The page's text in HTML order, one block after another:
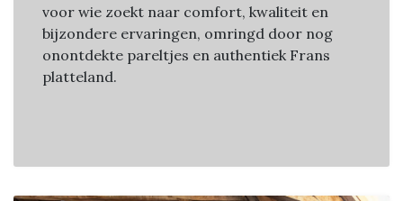
voor wie zoekt naar comfort, kwaliteit en
bijzondere ervaringen, omringd door nog
onontdekte pareltjes en authentiek Frans
platteland.